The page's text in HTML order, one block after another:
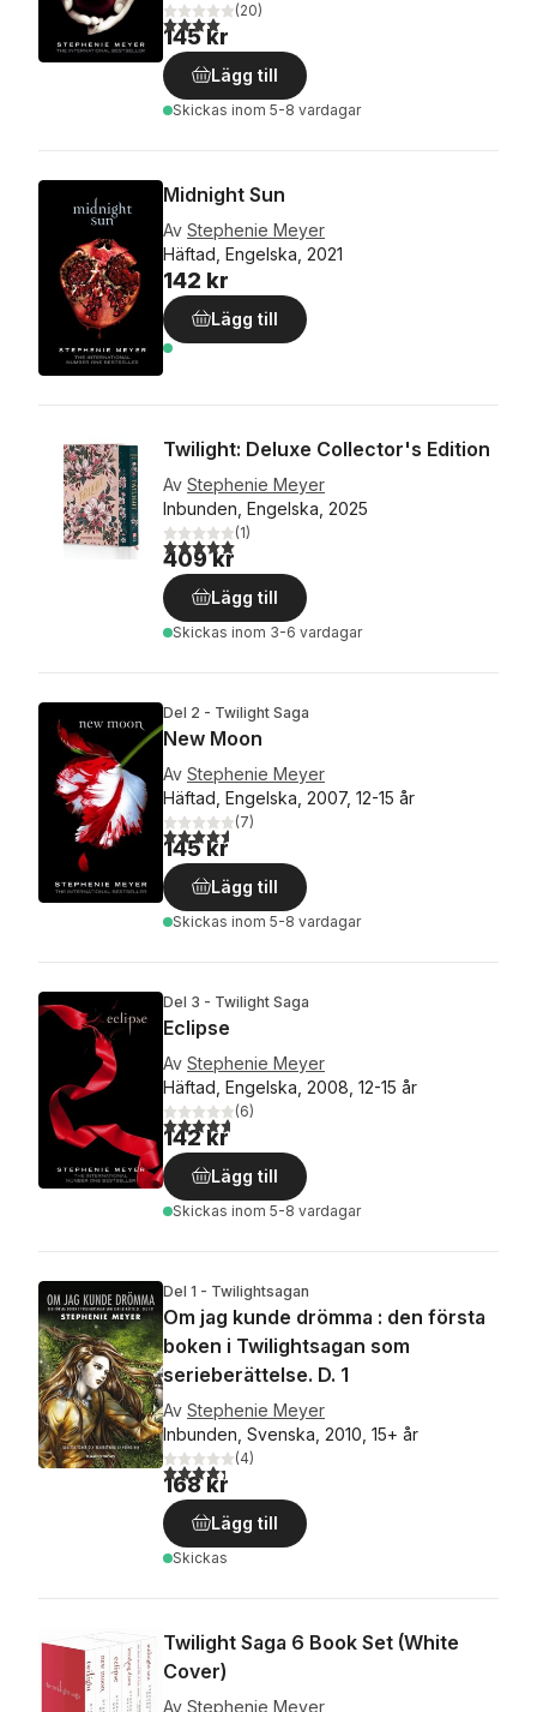
4,0utav 5 stjärnor. Totalt antal röster:
(20)
145 kr
Lägg till
Skickas inom 5-8 vardagar
Midnight Sun
Av Stephenie Meyer
Häftad, Engelska, 2021
142 kr
Lägg till
Twilight: Deluxe Collector's Edition
Av Stephenie Meyer
Inbunden, Engelska, 2025
5,0utav 5 stjärnor. Totalt antal röster:
(1)
409 kr
Lägg till
Skickas inom 3-6 vardagar
Del 2 - Twilight Saga
New Moon
Av Stephenie Meyer
Häftad, Engelska, 2007, 12-15 år
4,6utav 5 stjärnor. Totalt antal röster:
(7)
145 kr
Lägg till
Skickas inom 5-8 vardagar
Del 3 - Twilight Saga
Eclipse
Av Stephenie Meyer
Häftad, Engelska, 2008, 12-15 år
4,7utav 5 stjärnor. Totalt antal röster:
(6)
142 kr
Lägg till
Skickas inom 5-8 vardagar
Del 1 - Twilightsagan
Om jag kunde drömma : den första
boken i Twilightsagan som
serieberättelse. D. 1
Av Stephenie Meyer
Inbunden, Svenska, 2010, 15+ år
4,3utav 5 stjärnor. Totalt antal röster:
(4)
168 kr
Lägg till
Skickas
Twilight Saga 6 Book Set (White
Cover)
Av Stephenie Meyer